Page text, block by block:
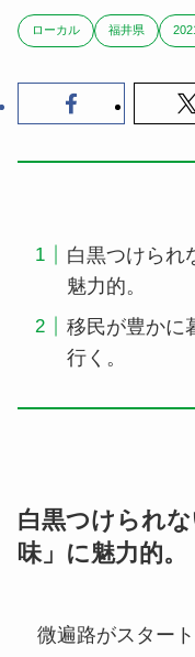
ローカル 福井県
白黒つけられ
魅力的。
移民が豊かに
行く。
白黒つけられ
味」に魅力的。
微遍路がスター